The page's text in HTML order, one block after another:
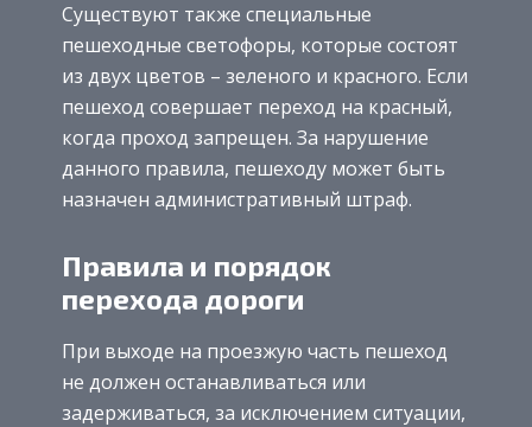
Существуют также специальные
пешеходные светофоры, которые состоят
из двух цветов – зеленого и красного. Если
пешеход совершает переход на красный,
когда проход запрещен. За нарушение
данного правила, пешеходу может быть
назначен административный штраф.
Правила и порядок
перехода дороги
При выходе на проезжую часть пешеход
не должен останавливаться или
задерживаться, за исключением ситуации,